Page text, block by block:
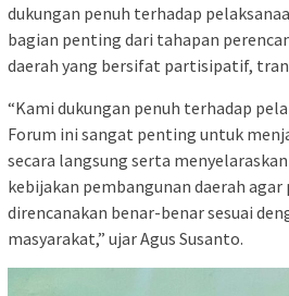
dukungan penuh terhadap
bagian penting dari tahapan
daerah yang bersifat partisipatif,
“Kami dukungan penuh terhadap
Forum ini sangat penting untuk
secara langsung serta
kebijakan pembangunan daerah
direncanakan benar-benar sesuai
masyarakat,” ujar Agus Susanto.